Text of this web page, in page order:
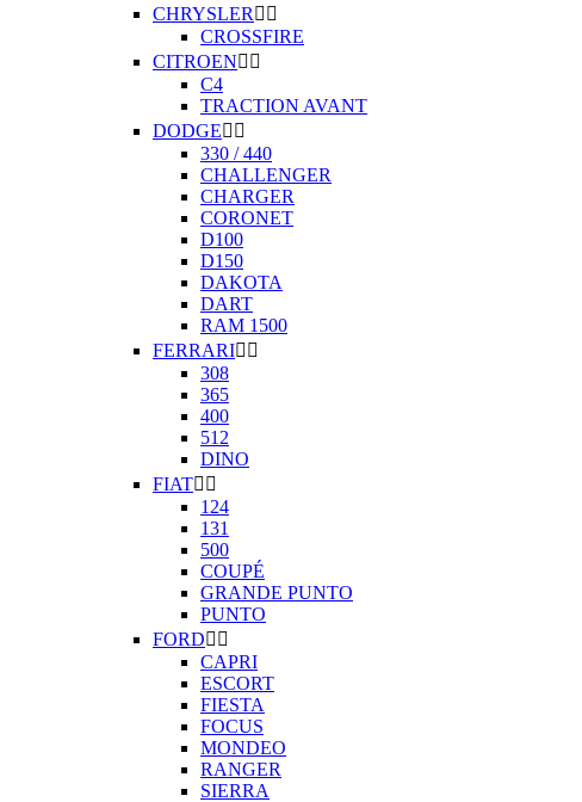
CHRYSLER  
CROSSFIRE
CITROEN 
C4
TRACTION AVANT
DODGE 
330 / 440
CHALLENGER
CHARGER
CORONET
D100
D150
DAKOTA
DART
RAM 1500
FERRARI 
308
365
400
512
DINO
FIAT 
124
131
500
COUPÉ
GRANDE PUNTO
PUNTO
FORD 
CAPRI
ESCORT
FIESTA
FOCUS
MONDEO
RANGER
SIERRA